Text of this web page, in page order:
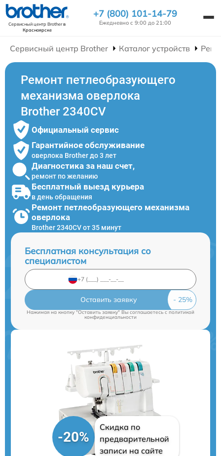
Сервисный центр Brotherв
Красноярске
+7 (800) 101-14-79
Ежедневно с 9:00 до 21:00
Сервисный центр Brother Каталог устройств
Ремонт петлеобразующего
механизма оверлока
Brother 2340CV
Официальный сервис
Гарантийное обслуживание
оверлока Brother до 3 лет
Диагностика за наш счет,
ремонт по желанию
Бесплатный выезд курьера
в день обращения
Ремонт петлеобразующего механизма
оверлока
Brother 2340CV от 35 минут
Бесплатная консультация со
специалистом
Оставить заявку
Нажимая на кнопку "Оставить заявку" Вы соглашаетесь cполитикой
конфиденциальности
-20%
Скидка по
предварительной
записи на сайте